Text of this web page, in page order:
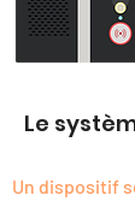
Le
Un dispositif